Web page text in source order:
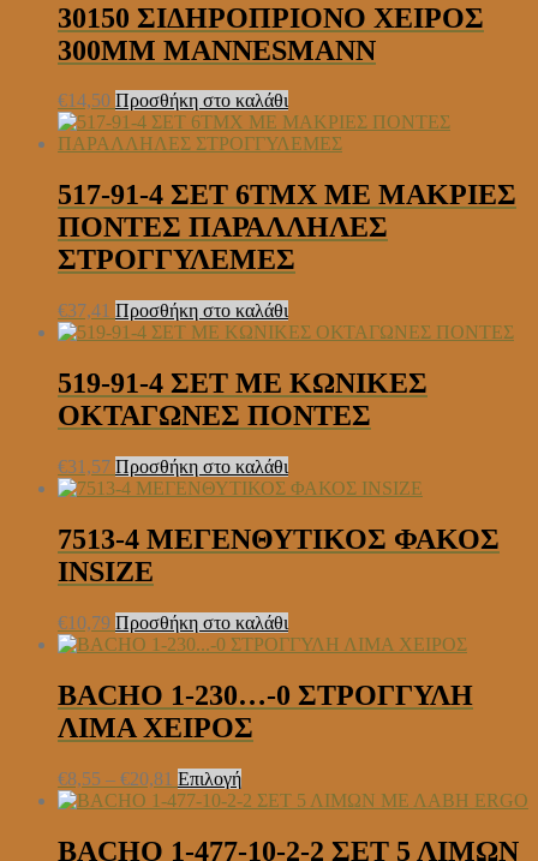
30150 ΣΙΔΗΡΟΠΡΙΟΝΟ ΧΕΙΡΟΣ
300ΜM MANNESMANN
€14,50 Προσθήκη στο καλάθι
517-91-4 ΣΕΤ 6ΤΜΧ ΜΕ ΜΑΚΡΙΕΣ
ΠΟΝΤΕΣ ΠΑΡΑΛΛΗΛΕΣ
ΣΤΡΟΓΓΥΛΕΜΕΣ
€37,41 Προσθήκη στο καλάθι
519-91-4 ΣΕΤ ΜΕ ΚΩΝΙΚΕΣ
ΟΚΤΑΓΩΝΕΣ ΠΟΝΤΕΣ
€31,57 Προσθήκη στο καλάθι
7513-4 ΜΕΓΕΝΘΥΤΙΚΟΣ ΦΑΚΟΣ
INSIZE
€10,79 Προσθήκη στο καλάθι
BACHO 1-230…-0 ΣΤΡΟΓΓΥΛΗ
ΛΙΜΑ ΧΕΙΡΟΣ
€8,55 – €20,81 Price
range:
through
ΕπιλογήΑυτό
το
έχει
BACHO 1-477-10-2-2 ΣΕΤ 5 ΛΙΜΩΝ